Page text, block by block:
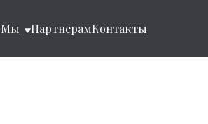
Мы ПартнерамКонтакты